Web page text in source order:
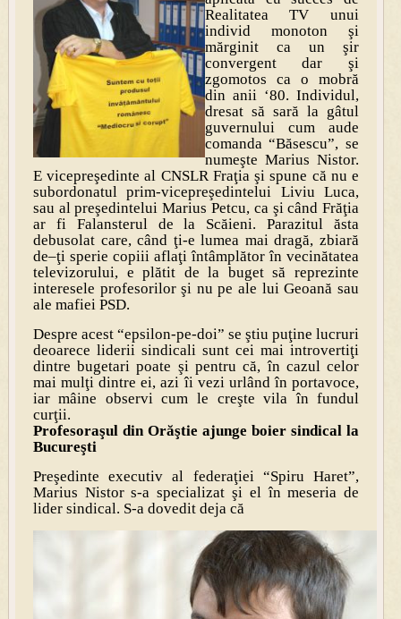
Realitatea TV unui
individ monoton şi
mărginit ca un şir
convergent dar şi
zgomotos ca o mobră
din anii ‘80. Individul,
dresat să sară la gâtul
guvernului cum aude
comanda “Băsescu”, se
numeşte Marius Nistor.
E vicepreşedinte al CNSLR Fraţia şi spune că nu e
subordonatul prim-vicepreşedintelui Liviu Luca,
sau al preşedintelui Marius Petcu, ca şi când Frăţia
ar fi Falansterul de la Scăieni. Parazitul ăsta
debusolat care, când ţi-e lumea mai dragă, zbiară
de–ţi sperie copiii aflaţi întâmplător în vecinătatea
televizorului, e plătit de la buget să reprezinte
interesele profesorilor şi nu pe ale lui Geoană sau
ale mafiei PSD.
Despre acest “epsilon-pe-doi” se ştiu puţine lucruri
deoarece liderii sindicali sunt cei mai introvertiţi
dintre bugetari poate şi pentru că, în cazul celor
mai mulţi dintre ei, azi îi vezi urlând în portavoce,
iar mâine observi cum le creşte vila în fundul
curţii.
Profesoraşul din Orăştie ajunge boier sindical la
Bucureşti
Preşedinte executiv al federaţiei “Spiru Haret”,
Marius Nistor s-a specializat şi el în meseria de
lider sindical. S-a dovedit deja că